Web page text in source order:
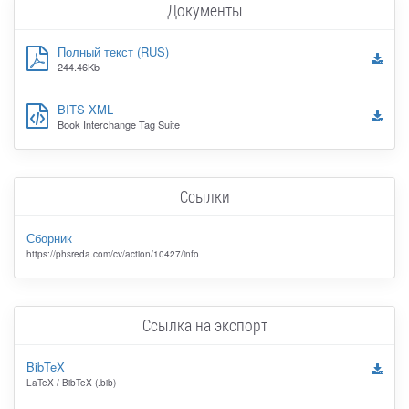
Документы
Полный текст (RUS)
244.46Kb
BITS XML
Book Interchange Tag Suite
Ссылки
Сборник
https://phsreda.com/cv/action/10427/info
Ссылка на экспорт
BibTeX
LaTeX / BibTeX (.bib)